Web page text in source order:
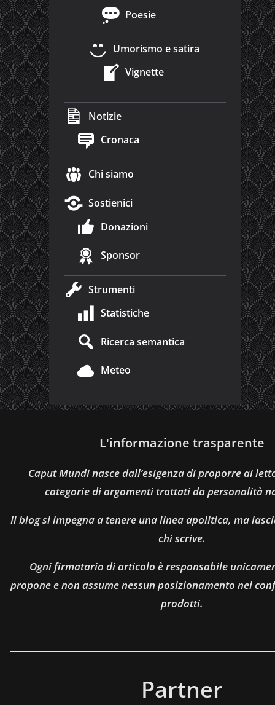
Poesie
Umorismo e satira
Vignette
Notizie
Cronaca
Chi siamo
Sostienici
Donazioni
Sponsor
Strumenti
Statistiche
Ricerca semantica
Meteo
L'informazione trasparente
Caput Mundi nasce dall’esigenza di proporre ai
categorie di argomenti trattati da personalità
Il blog si impegna a tenere una linea apolitica, ma
chi scrive.
Ogni firmatario di articolo è responsabile
propone e non assume nessun posizionamento nei
prodotti.
Partner